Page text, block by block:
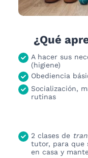
¿Qué
A hacer sus
(higiene)
Obediencia
Socialización,
rutinas
2 clases de
tutor, para que
en casa y